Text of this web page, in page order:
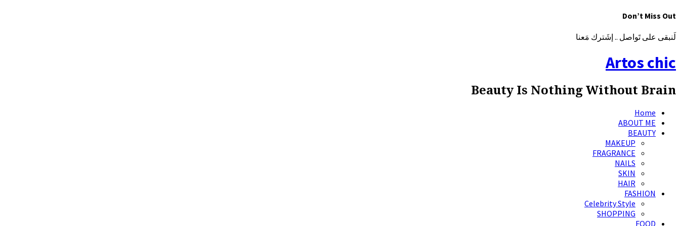
Don’t Miss Out
لَنبقى على تَواصل .. إشَترك مَعنا
Artos chic
Beauty Is Nothing Without Brain
Home
ABOUT ME
BEAUTY
MAKEUP
FRAGRANCE
NAILS
SKIN
HAIR
FASHION
Celebrity Style
SHOPPING
FOOD